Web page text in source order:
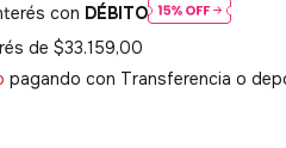
con DÉBITO
de $33.159,00
pagando con Transferencia o